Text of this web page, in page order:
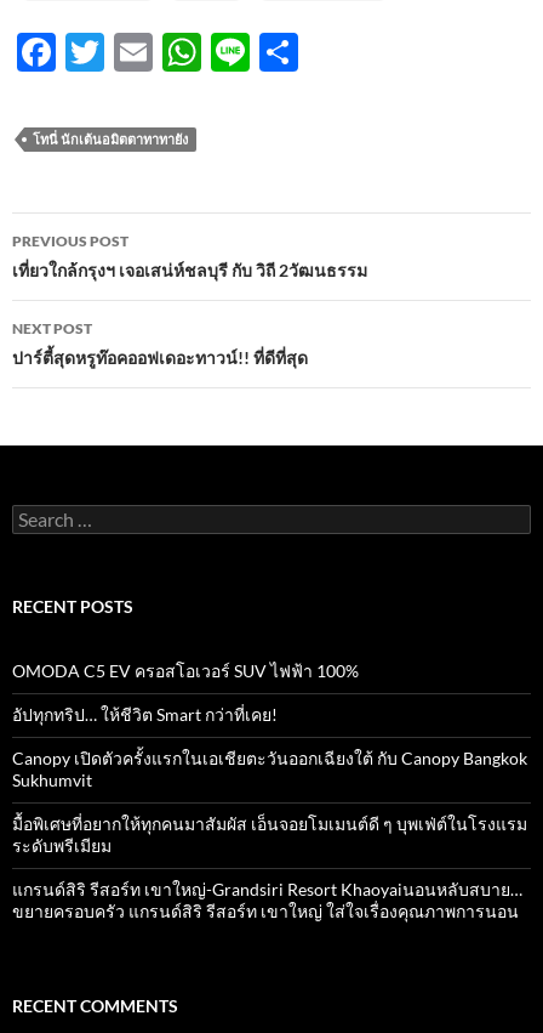
F
e
b
o
o
k
T
itt
er
E
ail
W
A
p
Li
โทนี่ นักเต้นอมิตตาทาทายัง
Post
navigation
PREVIOUS POST
เที่ยวใกล้กรุงฯ เจอเสน่ห์ชลบุรี กับ วิถี 2วัฒนธรรม
NEXT POST
ปาร์ตี้สุดหรูท๊อคออฟเดอะทาวน์!! ที่ดีที่สุด
Search
for:
RECENT POSTS
OMODA C5 EV ครอสโอเวอร์ SUV ไฟฟ้า 100%
อัปทุกทริป… ให้ชีวิต Smart กว่าที่เคย!
Canopy เปิดตัวครั้งแรกในเอเชียตะวันออกเฉียงใต้ กับ Canopy Bangkok
Sukhumvit
มื้อพิเศษที่อยากให้ทุกคนมาสัมผัส เอ็นจอยโมเมนต์ดี ๆ บุพเฟ่ต์ในโรงแรม
ระดับพรีเมียม
แกรนด์สิริ​ รีสอร์ท​ เขาใหญ่​-Grandsiri​ Resort​ Khaoyaiนอนหลับสบาย…
ขยายครอบครัว แกรนด์สิริ รีสอร์ท เขาใหญ่ ใส่ใจเรื่องคุณภาพการนอน
RECENT COMMENTS